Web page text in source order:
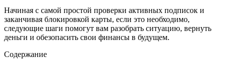
Начиная с самой простой проверки активных подписок и
заканчивая блокировкой карты, если это необходимо,
следующие шаги помогут вам разобрать ситуацию, вернуть
деньги и обезопасить свои финансы в будущем.
Содержание